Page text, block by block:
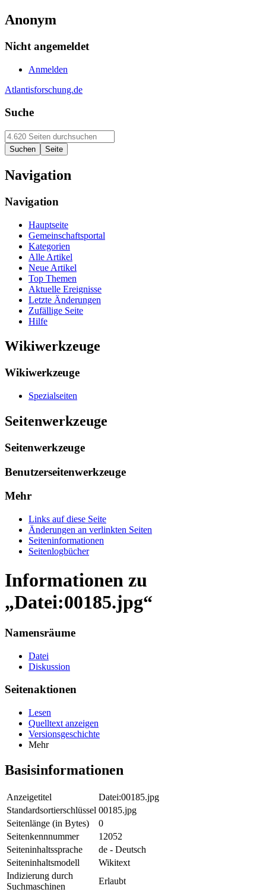
Anonym
Nicht angemeldet
Anmelden
Atlantisforschung.de
Suche
Navigation
Navigation
Hauptseite
Gemeinschaftsportal
Kategorien
Alle Artikel
Neue Artikel
Top Themen
Aktuelle Ereignisse
Letzte Änderungen
Zufällige Seite
Hilfe
Wikiwerkzeuge
Wikiwerkzeuge
Spezialseiten
Seitenwerkzeuge
Seitenwerkzeuge
Benutzerseitenwerkzeuge
Mehr
Links auf diese Seite
Änderungen an verlinkten Seiten
Seiten­informationen
Seitenlogbücher
Informationen zu
„Datei:00185.jpg“
Namensräume
Datei
Diskussion
Seitenaktionen
Lesen
Quelltext anzeigen
Versionsgeschichte
Mehr
Basisinformationen
Anzeigetitel
Datei:00185.jpg
Standardsortierschlüssel 00185.jpg
Seitenlänge (in Bytes)
0
Seitenkennnummer
12052
Seiteninhaltssprache
de - Deutsch
Seiteninhaltsmodell
Wikitext
Indizierung durch
Suchmaschinen
Erlaubt